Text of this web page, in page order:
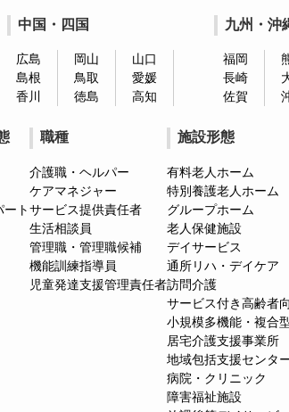
中国・四国
広島 岡山
山口
島根
鳥取
愛媛
香川
徳島 高知
九州・沖
福岡
長崎
佐賀
ト
職種
介護職・ヘルパー
ケアマネジャー
サービス提供責任者
生活相談員
管理職・管理職候補
機能訓練指導員
児童発達支援管理責任者
施設形態
有料老人ホーム
特別養護老人ホーム
グループホーム
老人保健施設
デイサービス
通所リハ・デイケア
訪問介護
サービス付き高齢者
小規模多機能・複合
居宅介護支援事業所
地域包括支援センタ
病院・クリニック
障害福祉施設